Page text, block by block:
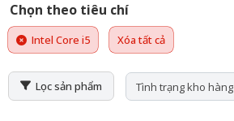
Chọn theo tiêu chí
Intel Core i5 Xóa tất cả
Lọc sản phẩm Tình trạng kho hàng